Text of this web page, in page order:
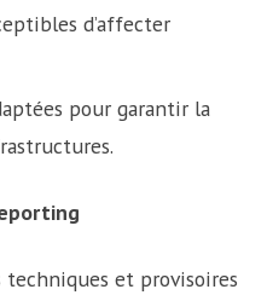
d’affecter
pour garantir la
et provisoires